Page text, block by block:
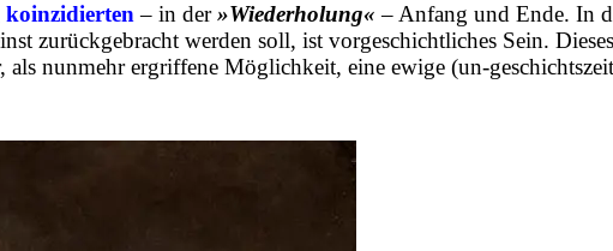
koinzidierten– in der»Wiederholung« – Anfang und Ende. In
zurückgebracht werden soll, ist vorgeschichtliches Sein.
nunmehr ergriffene Möglichkeit, eine ewige (un-